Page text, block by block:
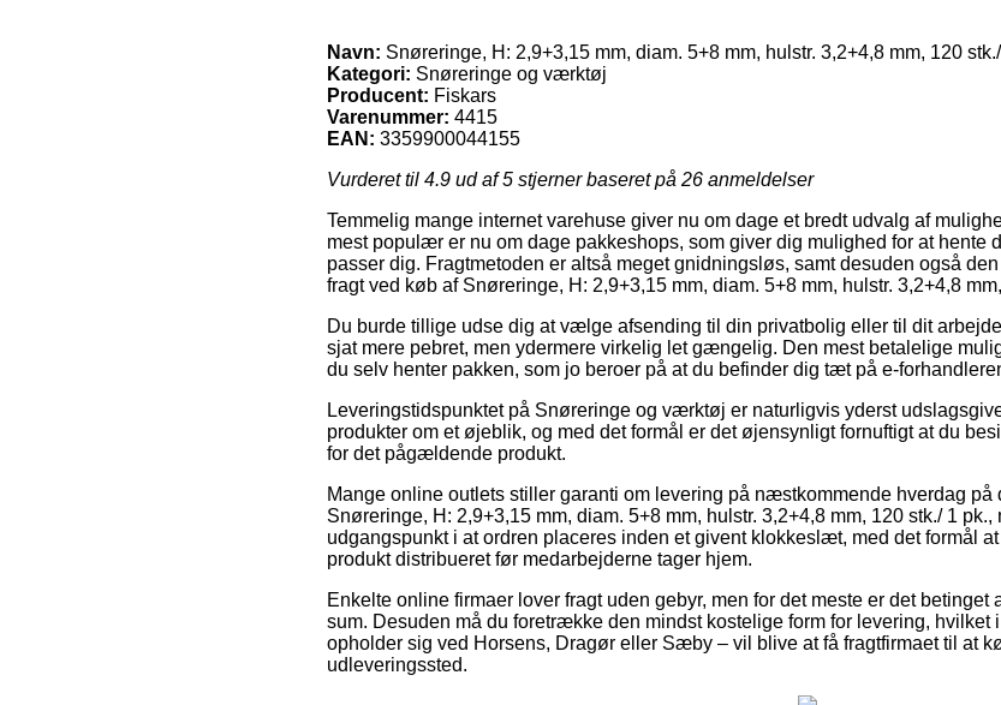
Navn: Snøreringe, H: 2,9+3,15 mm, diam. 5+8 mm, hulstr. 3,2+4,8 mm, 120
Kategori: Snøreringe og værktøj
Producent: Fiskars
Varenummer: 4415
EAN: 3359900044155
Vurderet til 4.9 ud af 5 stjerner baseret på 26 anmeldelser
Temmelig mange internet varehuse giver nu om dage et bredt udvalg af
mest populær er nu om dage pakkeshops, som giver dig mulighed for at hente
passer dig. Fragtmetoden er altså meget gnidningsløs, samt desuden også
fragt ved køb af Snøreringe, H: 2,9+3,15 mm, diam. 5+8 mm, hulstr. 3,2+4,8
Du burde tillige udse dig at vælge afsending til din privatbolig eller til dit
sjat mere pebret, men ydermere virkelig let gængelig. Den mest betalelige
du selv henter pakken, som jo beroer på at du befinder dig tæt på e-
Leveringstidspunktet på Snøreringe og værktøj er naturligvis yderst
produkter om et øjeblik, og med det formål er det øjensynligt fornuftigt at du
for det pågældende produkt.
Mange online outlets stiller garanti om levering på næstkommende hverdag på
Snøreringe, H: 2,9+3,15 mm, diam. 5+8 mm, hulstr. 3,2+4,8 mm, 120 stk./ 1
udgangspunkt i at ordren placeres inden et givent klokkeslæt, med det formål
produkt distribueret før medarbejderne tager hjem.
Enkelte online firmaer lover fragt uden gebyr, men for det meste er det betinget
sum. Desuden må du foretrække den mindst kostelige form for levering,
opholder sig ved Horsens, Dragør eller Sæby – vil blive at få fragtfirmaet til at
udleveringssted.